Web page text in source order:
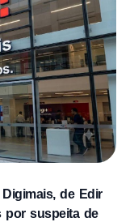
de Edir
por suspeita de